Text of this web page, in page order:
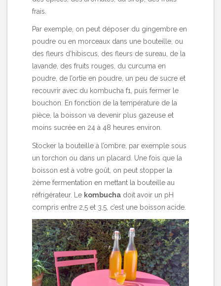
frais.
Par exemple, on peut déposer du gingembre en
poudre ou en morceaux dans une bouteille, ou
des fleurs d’hibiscus, des fleurs de sureau, de la
lavande, des fruits rouges, du curcuma en
poudre, de l’ortie en poudre, un peu de sucre et
recouvrir avec du kombucha f1, puis fermer le
bouchon. En fonction de la température de la
pièce, la boisson va devenir plus gazeuse et
moins sucrée en 24 à 48 heures environ.
Stocker la bouteille à l’ombre, par exemple sous
un torchon ou dans un placard. Une fois que la
boisson est à votre goût, on peut stopper la
2ème fermentation en mettant la bouteille au
réfrigérateur. Le kombucha doit avoir un pH
compris entre 2,5 et 3,5, c’est une boisson acide.